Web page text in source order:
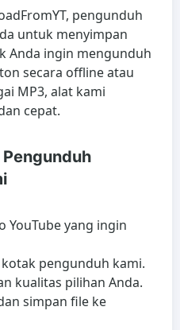
pengunduh
untuk menyimpan
Anda ingin mengunduh
secara offline atau
MP3, alat kami
cepat.
YouTube yang ingin
pengunduh kami.
kualitas pilihan Anda.
simpan file ke